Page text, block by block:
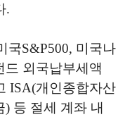
.
국S&P500, 미국나
드 외국납부세액
ISA(개인종합자산
) 등 절세 계좌 내